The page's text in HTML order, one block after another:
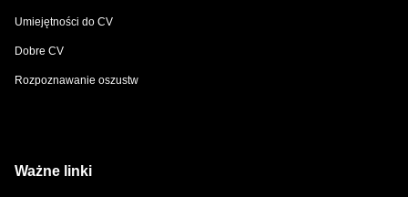
Umiejętności do CV
Dobre CV
Rozpoznawanie oszustw
Ważne linki